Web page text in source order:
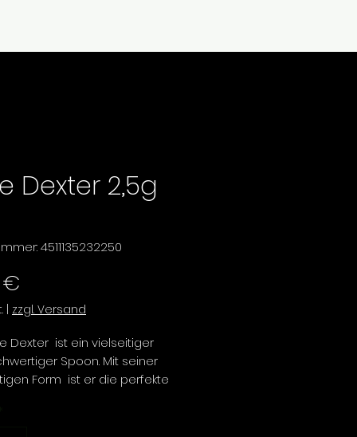
Dexter 2,5g
4511135232250
€
zzgl. Versand
Dexter ist ein vielseitiger
Spoon. Mit seiner
Form ist er die perfekte